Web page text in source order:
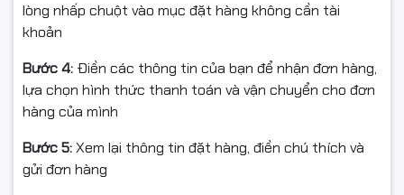
- Khi quý khách thấy sản phẩm bị hư hỏng do va đập
hoặc do vận chuyển ( Quý khách quay lại video giúp
- Khi nhận hàng quý khách thấy sản phẩm không dùng
được hoặc chưa biết các sử dụng ( Quý khách để lại
liên hệ để bên công ty có thể hỗ trợ quý khách tốt
nhất)
lòng nhấp chuột vào mục đặt hàng không cần tài
khoản
Bước 4: Điền các thông tin của bạn để nhận đơn hàng,
lựa chọn hình thức thanh toán và vận chuyển cho đơn
hàng của mình
Bước 5:Xem lại thông tin đặt hàng, điền chú thích và
gửi đơn hàng